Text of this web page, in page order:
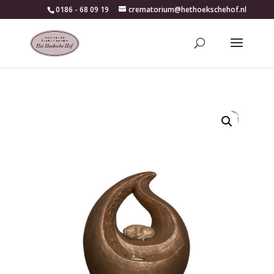
0186 - 68 09 19 crematorium@hethoekschehof.nl